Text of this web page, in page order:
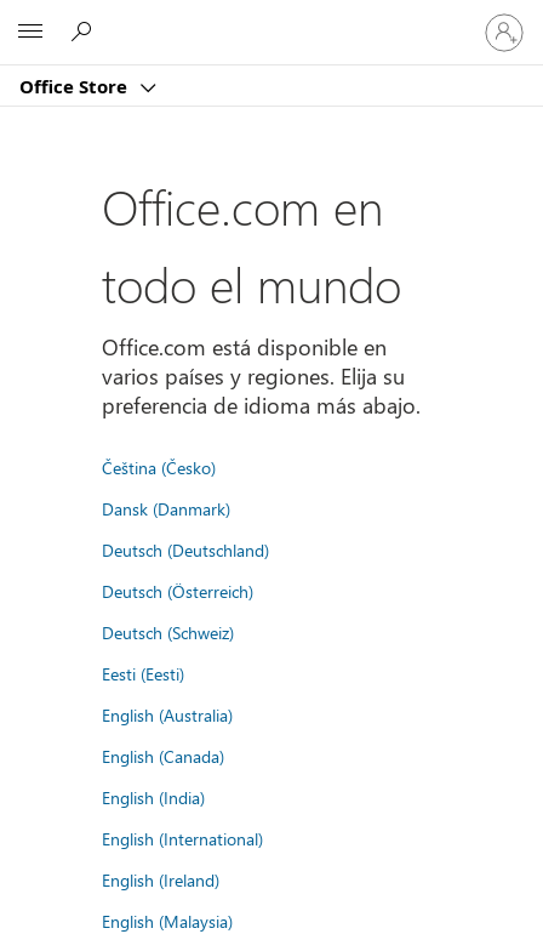
Office Store
Iniciar
sesión
en
cuenta
Office.com en
todo el mundo
Office.com está disponible en
varios países y regiones. Elija su
preferencia de idioma más abajo.
Čeština (Česko)
Dansk (Danmark)
Deutsch (Deutschland)
Deutsch (Österreich)
Deutsch (Schweiz)
Eesti (Eesti)
English (Australia)
English (Canada)
English (India)
English (International)
English (Ireland)
English (Malaysia)